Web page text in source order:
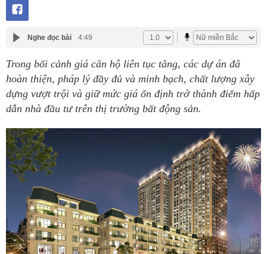
Nghe đọc bài 4:49
Trong bối cảnh giá căn hộ liên tục tăng, các dự án đã
hoàn thiện, pháp lý đầy đủ và minh bạch, chất lượng xây
dựng vượt trội và giữ mức giá ổn định trở thành điểm hấp
dẫn nhà đầu tư trên thị trường bất động sản.